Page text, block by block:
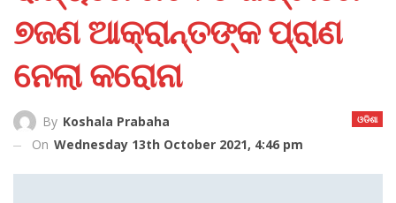
୭ଜଣ ଆକ୍ରାନ୍ତଙ୍କ ପ୍ରାଣ
ନେଲା କରୋନା
ଓଡିଶା
By Koshala Prabaha
On Wednesday 13th October 2021, 4:46 pm